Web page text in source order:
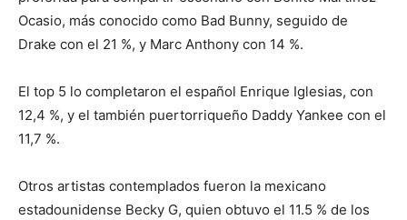
Ocasio, más conocido como Bad Bunny, seguido de
Drake con el 21 %, y Marc Anthony con 14 %.
El top 5 lo completaron el español Enrique Iglesias, con
12,4 %, y el también puertorriqueño Daddy Yankee con el
11,7 %.
Otros artistas contemplados fueron la mexicano
estadounidense Becky G, quien obtuvo el 11.5 % de los